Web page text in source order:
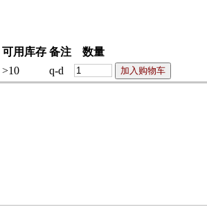
可用库存 备注
数量
>10 q-d